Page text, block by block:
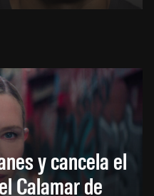
y cancela el
Calamar de